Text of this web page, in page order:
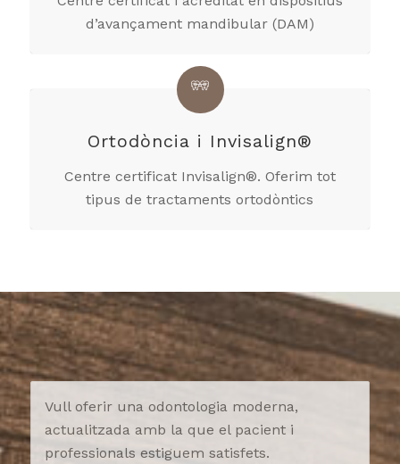
d’avançament mandibular (DAM)
Ortodòncia i Invisalign®
Centre certificat Invisalign®. Oferim tot
tipus de tractaments ortodòntics
Vull oferir una odontologia moderna,
actualitzada amb la que el pacient i
professionals estiguem satisfets.